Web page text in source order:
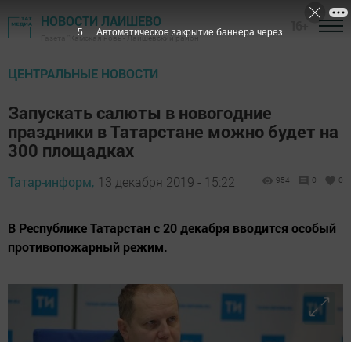
НОВОСТИ ЛАИШЕВО
Газета "Камская новь"- Лаишевский район
ЦЕНТРАЛЬНЫЕ НОВОСТИ
Запускать салюты в новогодние
праздники в Татарстане можно будет на
300 площадках
Татар-информ, 13 декабря 2019 - 15:22 954 0 0
В Республике Татарстан с 20 декабря вводится особый
противопожарный режим.
3 Автоматическое закрытие баннера через